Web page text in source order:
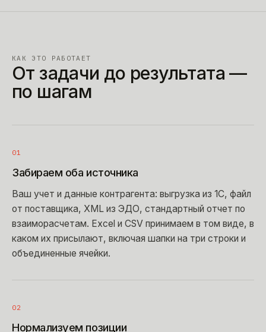
КАК ЭТО РАБОТАЕТ
От задачи до результата —
по шагам
01
Забираем оба источника
Ваш учет и данные контрагента: выгрузка из 1С, файл
от поставщика, XML из ЭДО, стандартный отчет по
взаиморасчетам. Excel и CSV принимаем в том виде, в
каком их присылают, включая шапки на три строки и
объединенные ячейки.
02
Нормализуем позиции